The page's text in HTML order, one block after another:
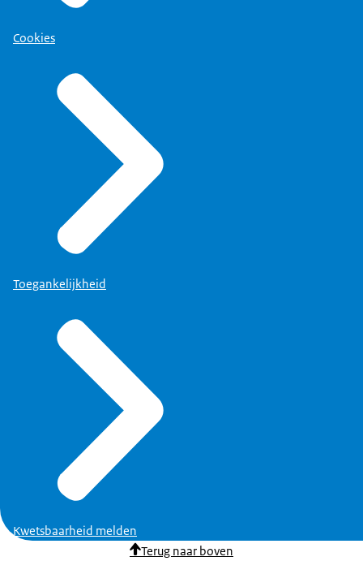
Cookies
Toegankelijkheid
Kwetsbaarheid melden
Terug naar boven